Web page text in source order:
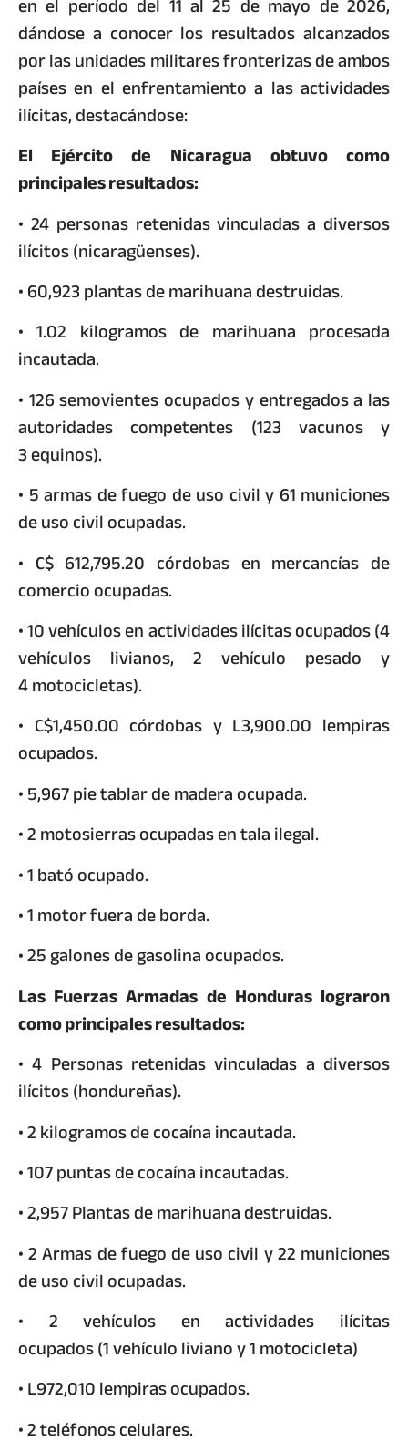
dándose a conocer los resultados alcanzados
por las unidades militares fronterizas de ambos
países en el enfrentamiento a las actividades
ilícitas, destacándose:
El Ejército de Nicaragua obtuvo como
principales resultados:
• 24 personas retenidas vinculadas a diversos
ilícitos (nicaragüenses).
• 60,923 plantas de marihuana destruidas.
• 1.02 kilogramos de marihuana procesada
incautada.
• 126 semovientes ocupados y entregados a las
autoridades competentes (123 vacunos y
3 equinos).
• 5 armas de fuego de uso civil y 61 municiones
de uso civil ocupadas.
• C$ 612,795.20 córdobas en mercancías de
comercio ocupadas.
• 10 vehículos en actividades ilícitas ocupados (4
vehículos livianos, 2 vehículo pesado y
4 motocicletas).
• C$1,450.00 córdobas y L3,900.00 lempiras
ocupados.
• 5,967 pie tablar de madera ocupada.
• 2 motosierras ocupadas en tala ilegal.
• 1 bató ocupado.
• 1 motor fuera de borda.
• 25 galones de gasolina ocupados.
Las Fuerzas Armadas de Honduras lograron
como principales resultados:
• 4 Personas retenidas vinculadas a diversos
ilícitos (hondureñas).
• 2 kilogramos de cocaína incautada.
• 107 puntas de cocaína incautadas.
• 2,957 Plantas de marihuana destruidas.
• 2 Armas de fuego de uso civil y 22 municiones
de uso civil ocupadas.
• 2 vehículos en actividades ilícitas
ocupados (1 vehículo liviano y 1 motocicleta)
• L972,010 lempiras ocupados.
• 2 teléfonos celulares.